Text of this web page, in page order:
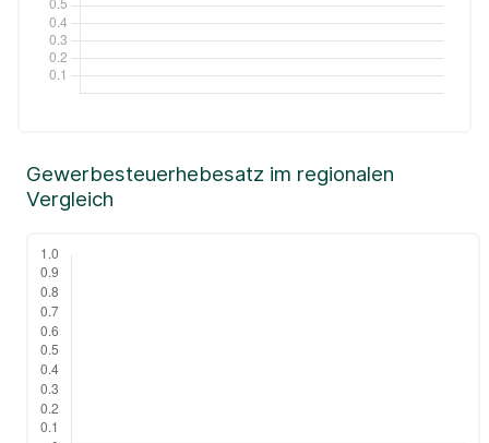
Gewerbesteuerhebesatz im regionalen
Vergleich